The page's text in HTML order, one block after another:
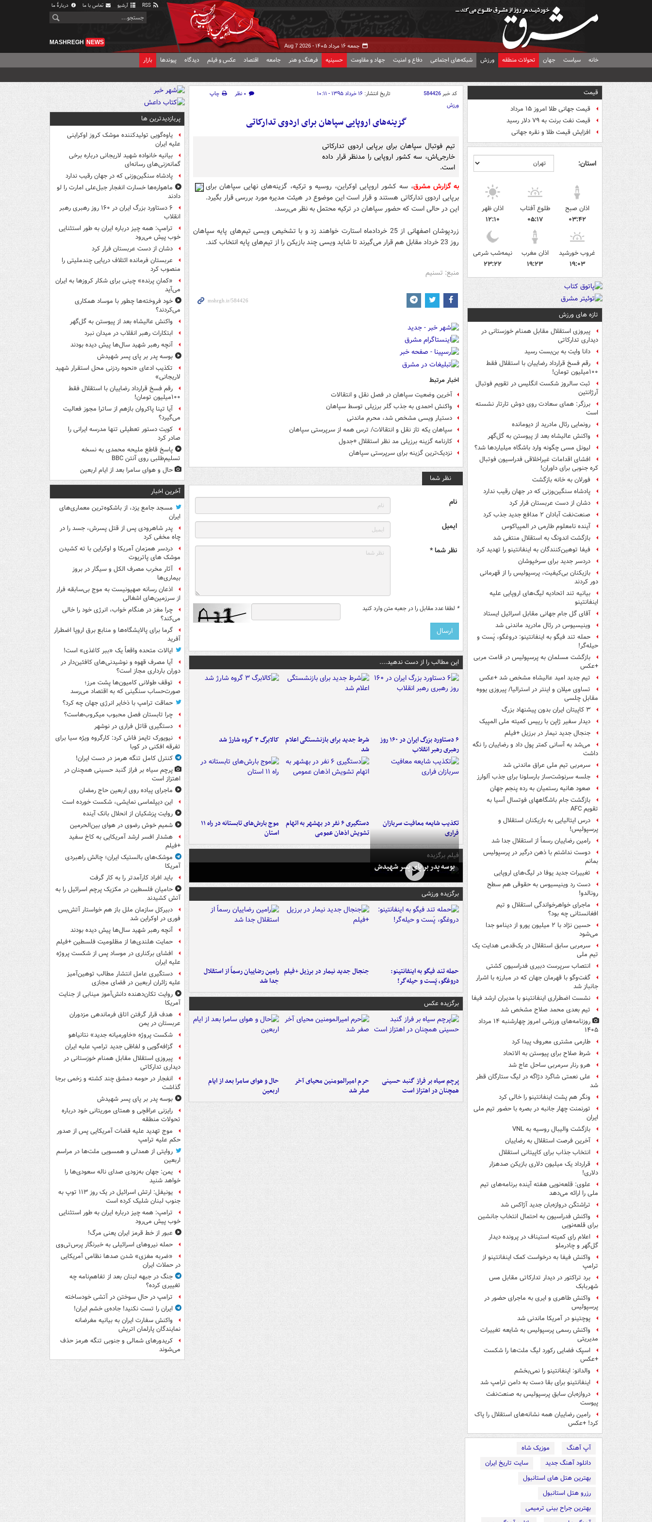
آرشیو تماس با ما دربارهٔ ما
جمعه ۱۶ مرداد ۱۴۰۵ - Aug 7 2026
MASHREGH NEWS
خانه سیاست جهان تحولات منطقه ورزش شبکه‌های اجتماعی دفاع و امنیت جهاد و مقاومت حسینیه فرهنگ و هنر جامعه اقتصاد عکس و فیلم دیدگاه پیوندها بازار
قیمت
قیمت جهانی طلا امروز ۱۵ مرداد
قیمت نفت برنت به ۷۹ دلار رسید
افزایش قیمت طلا و نقره جهانی
استان:
اذان صبح
۰۳:۴۲
طلوع آفتاب
۰۵:۱۷
اذان ظهر
۱۲:۱۰
غروب خورشید
۱۹:۰۳
اذان مغرب
۱۹:۲۳
نیمه‌شب شرعی
۲۳:۲۲
تازه های ورزش
پیروزی استقلال مقابل همنام خوزستانی در
دیداری تدارکاتی
دانا وایت به بن‌بست رسید
رقم فسخ قرارداد رضاییان با استقلال فقط
۱۰۰میلیون تومان!
ثبت سالروز شکست انگلیس در تقویم فوتبال
آرژانتین
برزگر: همای سعادت روی دوش تارتار نشسته
است
رونمایی رئال مادرید از دیومانده
واکنش عالیشاه بعد از پیوستن به گل‌گهر
لیونل مسی چگونه وارد باشگاه میلیاردها شد؟
افشای اقدامات غیراخلاقی فدراسیون فوتبال
کره جنوبی برای داوران!
فورلان به خانه بازگشت
پادشاه سنگین‌وزنی که در جهان رقیب ندارد
دشان از دست عربستان فرار کرد
صنعت‌نفت آبادان ۲ مدافع جدید جذب کرد
آینده نامعلوم طارمی در المپیاکوس
بازگشت اندونگ به استقلال منتفی شد
فیفا توهین‌کنندگان به اینفانتینو را تهدید کرد
دردسر جدید برای سرخپوشان
بازیکنان بی‌کیفیت، پرسپولیس را از قهرمانی
دور کردند
بیانیه تند اتحادیه لیگ‌های اروپایی علیه
اینفانتینو
آقای گل جام جهانی مقابل اسرائیل ایستاد
وینیسیوس در رئال مادرید ماندنی شد
حمله تند فیگو به اینفانتینو: دروغگو، پَست‌ و
حیله‌گر!
بازگشت مسلمان به پرسپولیس در قامت مربی
+عکس
تیم جدید امید عالیشاه مشخص شد +عکس
تساوی میلان و اینتر در استرالیا/ پیروزی یووه
مقابل چلسی
۳ کاپیتان ایران بدون پیشنهاد بزرگ
دیدار سفیر ژاپن با رییس کمیته ملی المپیک
جنجال جدید نیمار در برزیل +فیلم
می‌شد به آسانی کمتر پول داد و رضاییان را نگه
داشت
سرمربی تیم ملی عراق ماندنی شد
جلسه سرنوشت‌ساز بارسلونا برای جذب آلوارز
صعود هانیه رستمیان به رده پنجم جهان
بازگشت جام باشگاههای فوتسال آسیا به
تقویم AFC
درس ایتالیایی‌ به بازیکنان استقلال و
پرسپولیس!
رامین رضاییان رسماً از استقلال جدا شد
دوست نداشتم با ذهن درگیر در پرسپولیس
بمانم
تغییرات جدید یوفا در لیگ‌های اروپایی
دست رد وینیسیوس به حقوقی هم سطح
رونالدو!
ماجرای خواهرخواندگی استقلال و تیم
افغانستانی چه بود؟
حسین نژاد با ۲ میلیون یورو از دینامو جدا
می‌شود
سرمربی سابق استقلال در یک‌قدمی هدایت یک
تیم ملی
انتصاب سرپرست دبیری فدراسیون کشتی
گفت‌وگو با قهرمان جهان که در مبارزه با اشرار
جانباز شد
نشست اضطراری اینفانتینو با مدیران ارشد فیفا
تیم بعدی محمد صلاح مشخص شد
روزنامه‌های ورزشی امروز چهارشنبه ۱۴ مرداد
۱۴۰۵
طارمی مشتری معروف پیدا کرد
شرط صلاح برای پیوستن به الاتحاد
هرو رنار سرمربی ساحل عاج شد
علی نعمتی شاگرد دژاگه در لیگ ستارگان قطر
شد
ونگر هم پشت اینفانتینو را خالی کرد
تورنمنت چهار جانبه در بصره با حضور تیم ملی
ایران
بازگشت والیبال روسیه به VNL
آخرین فرصت استقلال به رضاییان
انتخاب جذاب برای کاپیتانی استقلال
قرارداد یک میلیون دلاری بازیکن صدهزار
دلاری!
علوی: قلعه‌نویی هفته آینده برنامه‌های تیم
ملی را ارائه می‌دهد
تراِشتگن دروازه‌بان جدید آژاکس شد
واکنش فدراسیون به احتمال انتخاب جانشین
برای قلعه‌نویی
اعلام رای کمیته استیناف در پرونده دیدار
گل‌گهر و چادرملو
واکنش فیفا به درخواست کمک اینفانتینو از
ترامپ
برد تراکتور در دیدار تدارکاتی مقابل مس
شهربابک
واکنش طاهری و ایری به ماجرای حضور در
پرسپولیس
پوچتینو در آمریکا ماندنی شد
واکنش رسمی پرسپولیس به شایعه تغییرات
مدیریتی
اسپک فضایی رکورد لیگ ملت‌ها را شکست
+عکس
والدانو: اینفانتینو را نمی‌بخشم
اینفانتینو برای بقا دست به دامن ترامپ شد
دروازه‌بان سابق پرسپولیس به صنعت‌نفت
پیوست
رامین رضاییان همه نشانه‌های استقلال را پاک
کرد! +عکس
آپ آهنگ
موزیک شاه
دانلود آهنگ جدید
سایت تاریخ ایران
بهترین هتل های استانبول
رزرو هتل استانبول
بهترین جراح بینی ترمیمی
کد خبر584426 تاریخ انتشار: ۱۶ خرداد ۱۳۹۵ - ۱۰:۱۱ ۰ نظر
چاپ
ورزش
گزینه‌های اروپایی سپاهان برای اردوی تدارکاتی
تیم فوتبال سپاهان برای برپایی اردوی تدارکاتی
خارجی‌اش، سه کشور اروپایی را مدنظر قرار داده
است.
به گزارش مشرق، سه کشور اروپایی اوکراین، روسیه و ترکیه، گزینه‌های نهایی سپاهان برای
برپایی اردوی تدارکاتی هستند و قرار است این موضوع در هیئت مدیره مورد بررسی قرار بگیرد.
این در حالی است که حضور سپاهان در ترکیه محتمل‌ به نظر می‌رسد.
زردپوشان اصفهانی از 25 خردادماه استارت خواهند زد و با تشخیص ویسی تیم‌های پایه سپاهان
روز 23 خرداد مقابل هم قرار می‌گیرند تا شاید ویسی چند بازیکن را از تیم‌های پایه انتخاب کند.
منبع: تسنیم
اخبار مرتبط
آخرین وضعیت سپاهان در فصل نقل و انتقالات
واکنش احمدی به جذب گلر برزیلی توسط سپاهان
دستیار ویسی مشخص شد، محرم ماندنی
سپاهان یکه تاز نقل و انتقالات/ ترس همه از سرپرستی سپاهان
کارنامه گزینه برزیلی مد نظر استقلال +جدول
نزدیک‌ترین گزینه برای سرپرستی سپاهان
نظر شما
نام
ایمیل
نظر شما *
* لطفا عدد مقابل را در جعبه متن وارد کنید
این مطالب را از دست ندهید....
۶ دستاورد بزرگ ایران در ۱۶۰ روز
رهبری رهبر انقلاب
شرط جدید برای بازنشستگی اعلام
شد
کالابرگ ۳ گروه شارژ شد
تکذیب شایعه معافیت سربازان
فراری
دستگیری ۶ نفر در بهشهر به اتهام
تشویش اذهان عمومی
موج بارش‌های تابستانه در راه ۱۱
استان
فیلم برگزیده
بوسه‌ پدر بر پای پسر شهیدش
برگزیده ورزشی
حمله تند فیگو به اینفانتینو:
دروغگو، پَست‌ و حیله‌گر!
جنجال جدید نیمار در برزیل +فیلم رامین رضاییان رسماً از استقلال
جدا شد
برگزیده عکس
پرچم سیاه بر فراز گنبد حسینی
همچنان در اهتزاز است
حرم امیرالمومنین محیای آخر
صفر شد
حال و هوای سامرا بعد از ایام
اربعین
پربازدیدترین ها
یاوه‌گویی تولیدکننده موشک کروز اوکراینی
علیه ایران
بیانیه خانواده شهید لاریجانی درباره برخی
گمانه‌زنی‌های رسانه‌ای
پادشاه سنگین‌وزنی که در جهان رقیب ندارد
ماهواره‌ها خسارت انفجار جبل‌علی امارت را لو
دادند
۶ دستاورد بزرگ ایران در ۱۶۰ روز رهبری رهبر
انقلاب
ترامپ: همه چیز درباره ایران به طور استثنایی
خوب پیش می‌رود
دشان از دست عربستان فرار کرد
عربستان فرمانده ائتلاف دریایی چندملیتی را
منصوب کرد
«کمانِ پرنده» چینی برای شکار کروزها به ایران
می‌آید
خود فروخته‌ها چطور با موساد همکاری
می‌کردند؟
واکنش عالیشاه بعد از پیوستن به گل‌گهر
ابتکارات رهبر انقلاب در میدان نبرد
آنچه رهبر شهید سال‌ها پیش دیده بودند
بوسه‌ پدر بر پای پسر شهیدش
تکذیب ادعای «نحوه ردزنی محل استقرار شهید
لاریجانی»
رقم فسخ قرارداد رضاییان با استقلال فقط
۱۰۰میلیون تومان!
آیا تینا پاکروان بازهم از ساترا مجوز فعالیت
می‌گیرد؟
کویت دستور تعطیلی تنها مدرسه ایرانی را
صادر کرد
پاسخ قاطع ملیحه محمدی به نسخه
تسلیم‌طلبی روی آنتن BBC
حال و هوای سامرا بعد از ایام اربعین
آخرین اخبار
مسجد جامع یزد، از باشکوه‌ترین معماری‌های
ایران
پدر شاهرودی پس از قتل پسرش، جسد را در
چاه مخفی کرد
دردسر همزمان آمریکا و اوکراین با ته کشیدن
موشک های پاتریوت
آثار مخرب مصرف الکل و سیگار در بروز
بیماری‌ها
اذعان رسانه صهیونیست به موج بی‌سابقه فرار
از سرزمین‌های اشغالی
چرا مغز در هنگام خواب، انرژی خود را خالی
می‌کند؟
گرما برای پالایشگاه‌ها و منابع برق اروپا اضطرار
آفرید
ایالات متحده واقعاً یک «ببر کاغذی» است!
آیا مصرف قهوه و نوشیدنی‌های کافئین‌دار در
دوران بارداری مجاز است؟
توقف طولانی کامیون‌ها پشت مرز؛
صورت‌حساب سنگینی که به اقتصاد می‌رسد
حماقت ترامپ با ذخایر انرژی جهان چه کرد؟
چرا تابستان فصل محبوب میکروب‌هاست؟
دستگیری قاتل فراری در نوشهر
نیویورک تایمز فاش کرد: کارگروه ویژه سیا برای
تفرقه افکنی در کوبا
کنترل کامل تنگه هرمز در دست ایران!
پرچم سیاه بر فراز گنبد حسینی همچنان در
اهتزاز است
ماجرای پیاده روی اربعین حاج رمضان
این دیپلماسی نمایشی، شکست خورده است
روایت پزشکیان از انحلال بانک آینده
شمیم خوش رضوی در هوای بین‌الحرمین
هشدار افسر ارشد آمریکایی به کاخ سفید
+فیلم
موشک‌های بالستیک ایران؛ چالش راهبردی
آمریکا
باید افراد کارآمدتر را به کار گرفت
حامیان فلسطین در مکزیک پرچم اسرائیل را به
آتش کشیدند
دبیرکل سازمان ملل باز هم خواستار آتش‌بس
فوری در اوکراین شد
آنچه رهبر شهید سال‌ها پیش دیده بودند
حمایت هلندی‌ها از مظلومیت فلسطین +فیلم
افشای برکناری در موساد پس از شکست پروژه
علیه ایران
دستگیری عامل انتشار مطالب توهین‌آمیز
علیه زائران اربعین در فضای مجازی
روایت تکان‌دهنده دانش‌آموز مینابی از جنایت
آمریکا
هدف قرار گرفتن اتاق‌ فرماندهی مزدوران
عربستان در یمن
شکست پروژه «خاورمیانه جدید» نتانیاهو
گزافه‌گویی و لفاظی جدید ترامپ علیه ایران
پیروزی استقلال مقابل همنام خوزستانی در
دیداری تدارکاتی
انفجار در حومه دمشق چند کشته و زخمی برجا
گذاشت
بوسه‌ پدر بر پای پسر شهیدش
رایزنی عراقچی و همتای موریتانی خود درباره
تحولات منطقه
موج تهدید علیه قضات آمریکایی پس از صدور
حکم علیه ترامپ
روایتی از همدلی و همسویی ملت‌ها در مراسم
اربعین
یمن: جهان به‌زودی صدای ناله سعودی‌ها را
خواهد شنید
یونیفل: ارتش اسرائیل در یک روز ۱۱۳ توپ به
جنوب لبنان شلیک کرده است
ترامپ: همه چیز درباره ایران به طور استثنایی
خوب پیش می‌رود
عبور از خط قرمز ایران یعنی مرگ!
حمله نیروهای اسرائیلی به خبرنگار پرس‌تی‌وی
«ضربه مغزی» شدن صدها نظامی آمریکایی
در حملات ایران
جنگ در جبهه لبنان بعد از تفاهم‌نامه چه
تغییری کرده؟
ترامپ در حال سوختن در آتشی خودساخته
ایران را تست نکنید! جاده‌ی خشم ایران!
واکنش سفارت ایران به بیانیه مغرضانه
نمایندگان پارلمان اتریش
کریدورهای شمالی و جنوبی تنگه هرمز حذف
می‌شوند